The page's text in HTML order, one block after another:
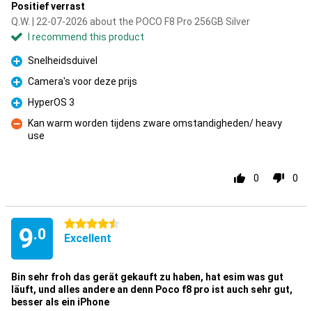
Positief verrast
Q.W. | 22-07-2026 about the POCO F8 Pro 256GB Silver
I recommend this product
Pro
Snelheidsduivel
Pro
Camera's voor deze prijs
Pro
HyperOS 3
Con
Kan warm worden tijdens zware omstandigheden/ heavy
use
0 0
9.0
4.5 stars
Excellent
Bin sehr froh das gerät gekauft zu haben, hat esim was gut
läuft, und alles andere an denn Poco f8 pro ist auch sehr gut,
besser als ein iPhone